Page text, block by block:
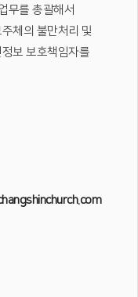
무를 총괄해서
체의 불만처리 및
보 보호책임자를